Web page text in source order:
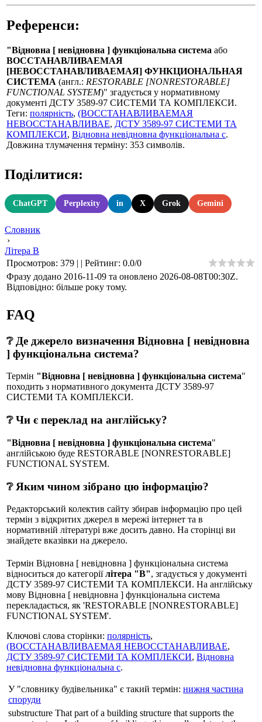
Референси:
"Відновна [ невідновна ] функціональна система або
ВОССТАНАВЛИВАЕМАЯ
[НЕВОССТАНАВЛИВАЕМАЯ] ФУНКЦИОНАЛЬНАЯ
СИСТЕМА (англ.: RESTORABLE [NONRESTORABLE]
FUNCTIONAL SYSTEM)" згадується у нормативному
документі ДСТУ 3589-97 СИСТЕМИ ТА КОМПЛЕКСИ.
Теги: полярність, (ВОССТАНАВЛИВАЕМАЯ
НЕВОССТАНАВЛИВАЕ, ДСТУ 3589-97 СИСТЕМИ ТА
КОМПЛЕКСИ, Відновна невідновна функціональна с.
Довжина тлумачення терміну: 353 символів.
Поділитися:
ChatGPT Perplexity in X Grok Gemini
Словник
›
Літера В
Просмотров: 379 | | Рейтинг: 0.0/0
Фразу додано 2016-11-09 та оновлено 2026-08-08T00:30Z.
Відповідно: більше року тому.
FAQ
❔ Де джерело визначення Відновна [ невідновна
] функціональна система?
Термін "Відновна [ невідновна ] функціональна система"
походить з нормативного документа ДСТУ 3589-97
СИСТЕМИ ТА КОМПЛЕКСИ.
❔ Чи є переклад на англійську?
"Відновна [ невідновна ] функціональна система"
англійською буде RESTORABLE [NONRESTORABLE]
FUNCTIONAL SYSTEM.
❔ Яким чином зібрано цю інформацію?
Редакторський колектив сайту збирав інформацію про цей
термін з відкритих джерел в мережі інтернет та в
нормативній літературі вже досить давно. На сторінці ви
знайдете вказівки на джерело.
Термін Відновна [ невідновна ] функціональна система
відноситься до категоріїлітера "В", згадується у документі
ДСТУ 3589-97 СИСТЕМИ ТА КОМПЛЕКСИ. На англійську
мову Відновна [ невідновна ] функціональна система
перекладається, як 'RESTORABLE [NONRESTORABLE]
FUNCTIONAL SYSTEM'.
Ключові слова сторінки: полярність,
(ВОССТАНАВЛИВАЕМАЯ НЕВОССТАНАВЛИВАЕ,
ДСТУ 3589-97 СИСТЕМИ ТА КОМПЛЕКСИ, Відновна
невідновна функціональна с.
У "словнику будівельника" є такий термін: нижня частина
споруди
substructure That part of a building structure that supports the